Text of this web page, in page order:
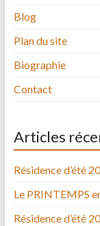
Blog
Plan du site
Biographie
Contact
Articles
Résidence d’été
Le PRINTEMPS
Résidence d’été